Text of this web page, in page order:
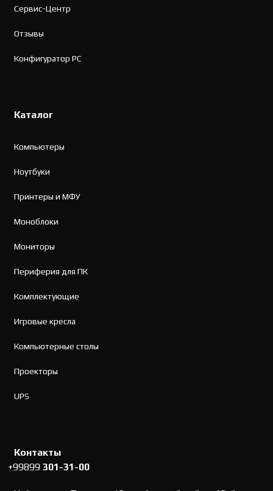
Сервис-Центр
Отзывы
Конфигуратор PC
Каталог
Компьютеры
Ноутбуки
Принтеры и МФУ
Моноблоки
Мониторы
Периферия для ПК
Комплектующие
Игровые кресла
Компьютерные столы
Проекторы
UPS
Контакты
+99899301-31-00